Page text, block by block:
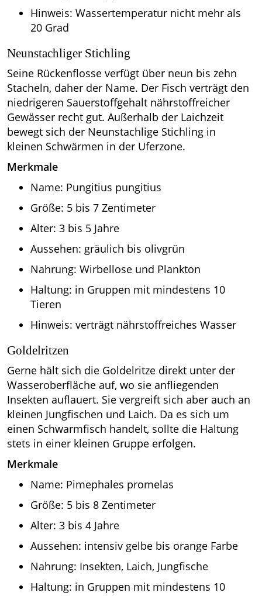
Hinweis: Wassertemperatur nicht mehr als
20 Grad
Neunstachliger Stichling
Seine Rückenflosse verfügt über neun bis zehn
Stacheln, daher der Name. Der Fisch verträgt den
niedrigeren Sauerstoffgehalt nährstoffreicher
Gewässer recht gut. Außerhalb der Laichzeit
bewegt sich der Neunstachlige Stichling in
kleinen Schwärmen in der Uferzone.
Merkmale
Name: Pungitius pungitius
Größe: 5 bis 7 Zentimeter
Alter: 3 bis 5 Jahre
Aussehen: gräulich bis olivgrün
Nahrung: Wirbellose und Plankton
Haltung: in Gruppen mit mindestens 10
Tieren
Hinweis: verträgt nährstoffreiches Wasser
Goldelritzen
Gerne hält sich die Goldelritze direkt unter der
Wasseroberfläche auf, wo sie anfliegenden
Insekten auflauert. Sie vergreift sich aber auch an
kleinen Jungfischen und Laich. Da es sich um
einen Schwarmfisch handelt, sollte die Haltung
stets in einer kleinen Gruppe erfolgen.
Merkmale
Name: Pimephales promelas
Größe: 5 bis 8 Zentimeter
Alter: 3 bis 4 Jahre
Aussehen: intensiv gelbe bis orange Farbe
Nahrung: Insekten, Laich, Jungfische
Haltung: in Gruppen mit mindestens 10